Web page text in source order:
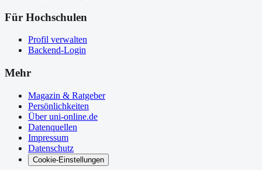
Für Hochschulen
Profil verwalten
Backend-Login
Mehr
Magazin & Ratgeber
Persönlichkeiten
Über uni-online.de
Datenquellen
Impressum
Datenschutz
Cookie-Einstellungen